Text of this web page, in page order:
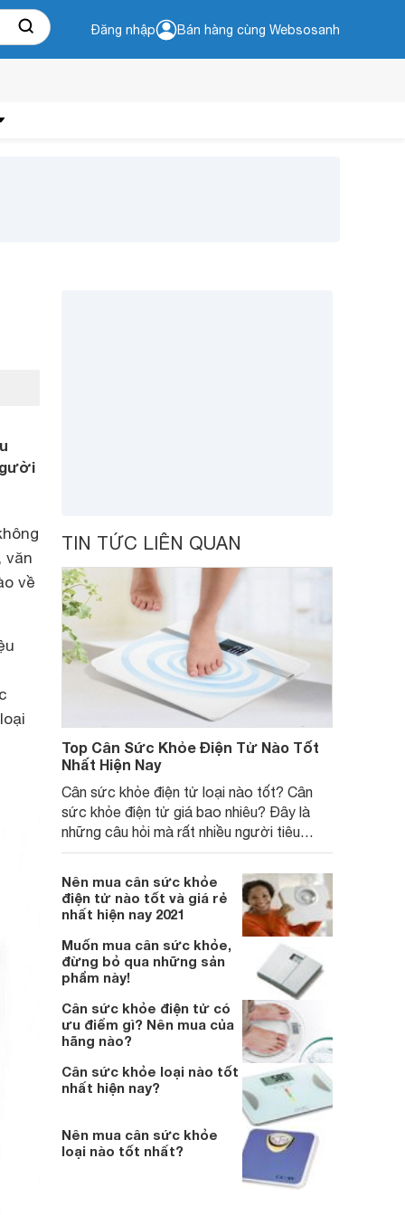
Đăng nhập Bán hàng cùng Websosanh
văn
về
TIN TỨC LIÊN QUAN
Top Cân Sức Khỏe Điện Tử Nào Tốt
Nhất Hiện Nay
Cân sức khỏe điện tử loại nào tốt? Cân
sức khỏe điện tử giá bao nhiêu? Đây là
những câu hỏi mà rất nhiều người tiêu
dùng hay thắc mắc. Bên cạnh đó, việc sở
hữu thiết bị này sẽ mang lại nhiều lợi ích
cũng như thuận tiện cho việc theo dõi tình
trạng cân nặng của mọi thành viên trong
Nên mua cân sức khỏe
điện tử nào tốt và giá rẻ
nhất hiện nay 2021
Muốn mua cân sức khỏe,
đừng bỏ qua những sản
phẩm này!
Cân sức khỏe điện tử có
ưu điểm gì? Nên mua của
hãng nào?
Cân sức khỏe loại nào tốt
nhất hiện nay?
Nên mua cân sức khỏe
loại nào tốt nhất?